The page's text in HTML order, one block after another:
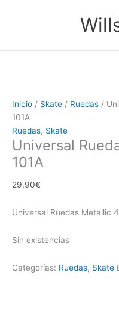
Inicio / Skate / Ruedas /
101A
Ruedas, Skate
Universal
101A
29,90€
Universal Ruedas Metallic
Sin existencias
Categorías: Ruedas, Skate